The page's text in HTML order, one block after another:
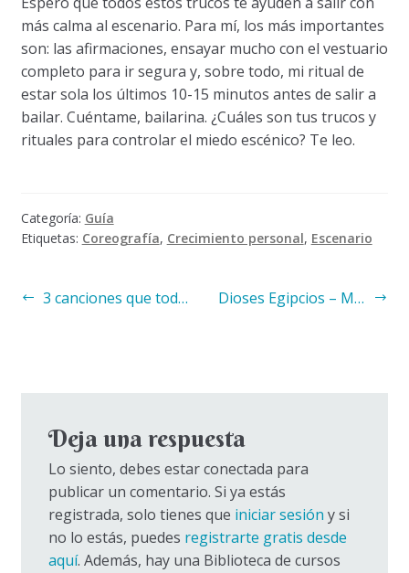
más calma al escenario. Para mí, los más importantes
son: las afirmaciones, ensayar mucho con el vestuario
completo para ir segura y, sobre todo, mi ritual de
estar sola los últimos 10-15 minutos antes de salir a
bailar. Cuéntame, bailarina. ¿Cuáles son tus trucos y
rituales para controlar el miedo escénico? Te leo.
Categoría: Guía
Etiquetas: Coreografía, Crecimiento personal, Escenario
Navegación
Anterior:
3 canciones que toda bailarina de danza oriental debería conocer Siguiente:
Dioses Egipcios – Mitología egipcia
Deja una respuesta
Lo siento, debes estar conectada para
publicar un comentario. Si ya estás
registrada, solo tienes que iniciar sesión y si
no lo estás, puedes registrarte gratis desde
aquí. Además, hay una Biblioteca de cursos